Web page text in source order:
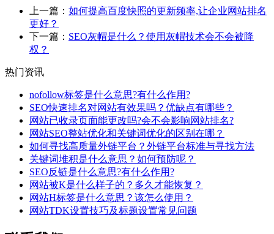
上一篇： 如何提高百度快照的更新频率,让企业网站排名
更好？
下一篇： SEO灰帽是什么？使用灰帽技术会不会被降
权？
热门资讯
nofollow标签是什么意思?有什么作用?
SEO快速排名对网站有效果吗？优缺点有哪些？
网站已收录页面能更改吗?会不会影响网站排名?
网站SEO整站优化和关键词优化的区别在哪？
如何寻找高质量外链平台？外链平台标准与寻找方法
关键词堆积是什么意思？如何预防呢？
SEO反链是什么意思?有什么作用?
网站被K是什么样子的？多久才能恢复？
网站H标签是什么意思？该怎么使用？
网站TDK设置技巧及标题设置常见问题